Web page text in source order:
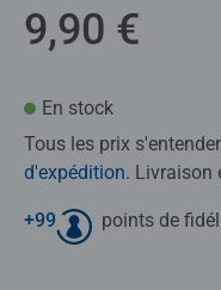
9,90 €
En stock
Tous les prix
d'expédition. Livraison
+99 points de